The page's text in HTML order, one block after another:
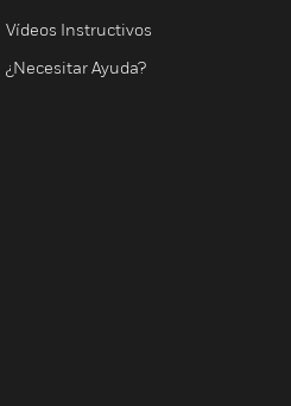
Vídeos Instructivos
¿Necesitar Ayuda?